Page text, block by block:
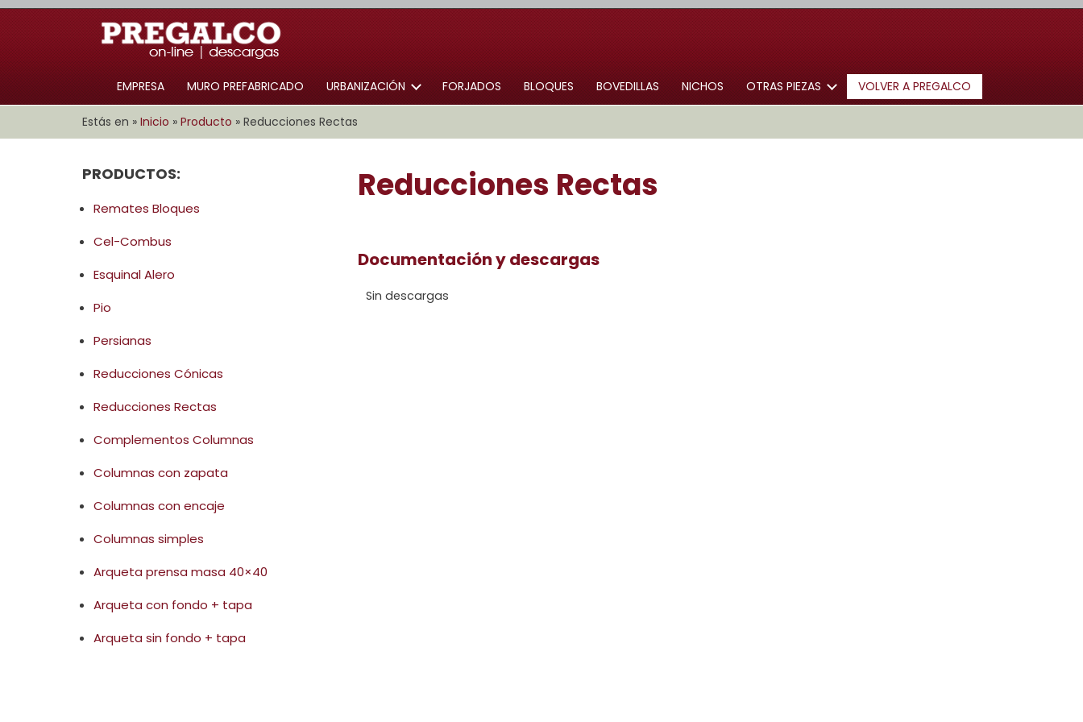
EMPRESA MURO PREFABRICADO
URBANIZACIÓN
SERIE ROMANA
LOCK SYSTEM
FORJADOS BLOQUES BOVEDILLAS NICHOS
OTRAS PIEZAS
VOLVER A PREGALCO
Estás en » Inicio » Producto » Reducciones Rectas
PRODUCTOS:
Remates Bloques
Cel-Combus
Esquinal Alero
Pio
Persianas
Reducciones Cónicas
Reducciones Rectas
Complementos Columnas
Columnas con zapata
Columnas con encaje
Columnas simples
Arqueta prensa masa 40×40
Arqueta con fondo + tapa
Arqueta sin fondo + tapa
Reducciones Rectas
Documentación y descargas
Sin descargas